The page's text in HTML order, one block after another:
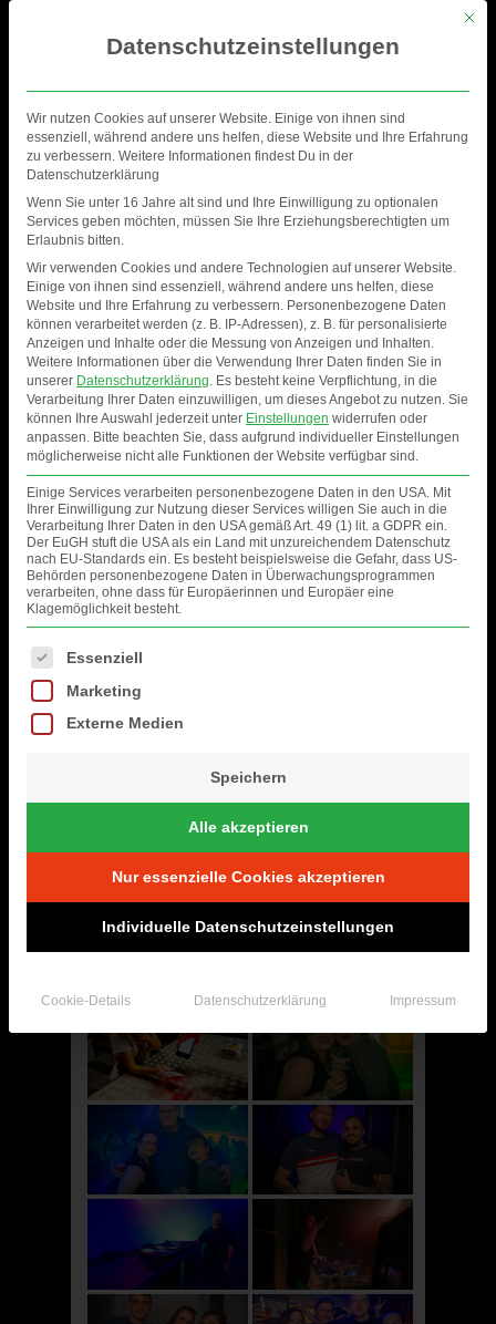
FOTOS
Mit
Datenschutzeinstellungen
Wir nutzen Cookies auf unserer Website. Einige von ihnen sind
essenziell, während andere uns helfen, diese Website und Ihre Erfahrung
zu verbessern. Weitere Informationen findest Du in der
Datenschutzerklärung
Wenn Sie unter 16 Jahre alt sind und Ihre Einwilligung zu optionalen
Services geben möchten, müssen Sie Ihre Erziehungsberechtigten um
Erlaubnis bitten.
Wir verwenden Cookies und andere Technologien auf unserer Website.
Einige von ihnen sind essenziell, während andere uns helfen, diese
Website und Ihre Erfahrung zu verbessern. Personenbezogene Daten
können verarbeitet werden (z. B. IP-Adressen), z. B. für personalisierte
Anzeigen und Inhalte oder die Messung von Anzeigen und Inhalten.
Weitere Informationen über die Verwendung Ihrer Daten finden Sie in
unserer Datenschutzerklärung. Es besteht keine Verpflichtung, in die
Verarbeitung Ihrer Daten einzuwilligen, um dieses Angebot zu nutzen. Sie
können Ihre Auswahl jederzeit unter Einstellungen widerrufen oder
anpassen. Bitte beachten Sie, dass aufgrund individueller Einstellungen
möglicherweise nicht alle Funktionen der Website verfügbar sind.
Einige Services verarbeiten personenbezogene Daten in den USA. Mit
Ihrer Einwilligung zur Nutzung dieser Services willigen Sie auch in die
Verarbeitung Ihrer Daten in den USA gemäß Art. 49 (1) lit. a GDPR ein.
Der EuGH stuft die USA als ein Land mit unzureichendem Datenschutz
nach EU-Standards ein. Es besteht beispielsweise die Gefahr, dass US-
Behörden personenbezogene Daten in Überwachungsprogrammen
verarbeiten, ohne dass für Europäerinnen und Europäer eine
Klagemöglichkeit besteht.
Es folgt eine Liste der Service-Gruppen, für die eine Einwilligung erteilt
Essenziell
Marketing
Externe Medien
Speichern
Alle akzeptieren
Nur essenzielle Cookies akzeptieren
Individuelle Datenschutzeinstellungen
Cookie-Details Datenschutzerklärung Impressum